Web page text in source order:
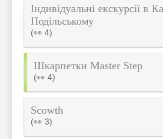
Індивідуальні екскурсії в
Подільському
(👀 4)
Шкарпетки Master Step
(👀 4)
Scowth
(👀 3)